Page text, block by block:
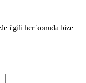
ilgili her konuda bize